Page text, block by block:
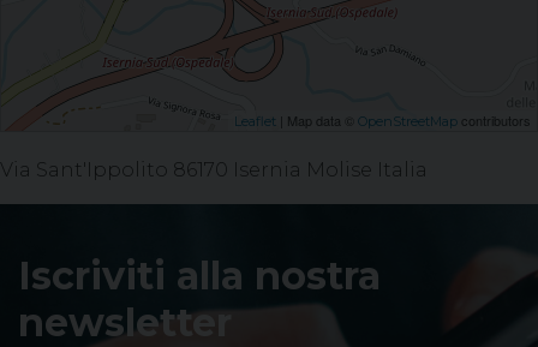
Leaflet | Map data © OpenStreetMap contributors
Via Sant'Ippolito 86170 Isernia Molise Italia
Iscriviti alla nostra
newsletter